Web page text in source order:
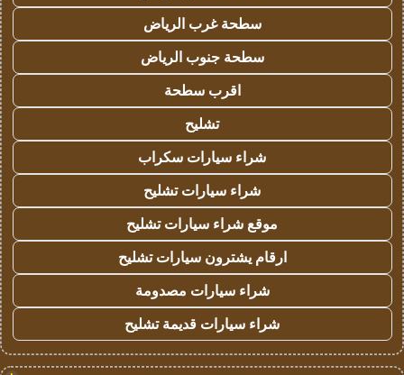
سطحة غرب الرياض
سطحة جنوب الرياض
اقرب سطحة
تشليح
شراء سيارات سكراب
شراء سيارات تشليح
موقع شراء سيارات تشليح
ارقام يشترون سيارات تشليح
شراء سيارات مصدومة
شراء سيارات قديمة تشليح